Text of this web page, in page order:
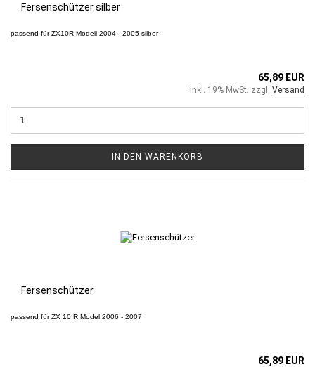
Fersenschützer silber
passend für ZX10R Modell 2004 - 2005 silber
65,89 EUR
inkl. 19% MwSt. zzgl. Versand
IN DEN WARENKORB
Fersenschützer
passend fürZX 10 R Model 2006 - 2007
65,89 EUR